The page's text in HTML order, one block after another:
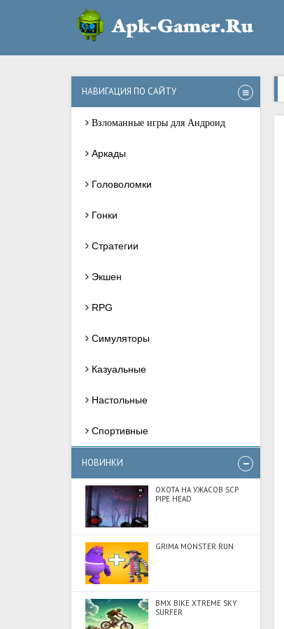
НАВИГАЦИЯ ПО САЙТУ
Взломанные игры для Андроид
Аркады
Головоломки
Гонки
Стратегии
Экшен
RPG
Симуляторы
Казуальные
Настольные
Спортивные
НОВИНКИ
ОХОТА НА УЖАСОВ SCP
PIPE HEAD
GRIMA MONSTER RUN
BMX BIKE XTREME SKY
SURFER